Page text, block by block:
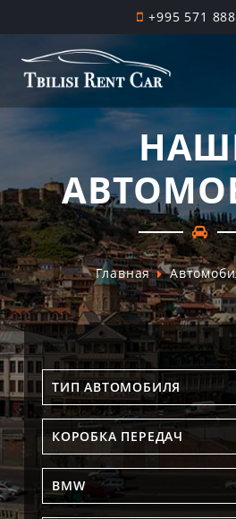
+995 571
Главная
ТИП АВТОМОБИЛЯ
КОРОБКА ПЕРЕДАЧ
BMW